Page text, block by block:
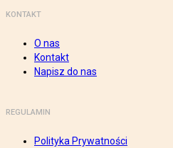
KONTAKT
O nas
Kontakt
Napisz do nas
REGULAMIN
Polityka Prywatności